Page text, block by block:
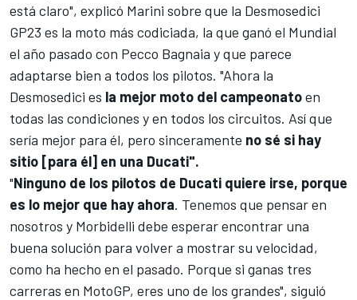
está claro", explicó Marini sobre que la Desmosedici
GP23 es la moto más codiciada, la que ganó el Mundial
el año pasado con Pecco Bagnaia y que parece
adaptarse bien a todos los pilotos. "Ahora la
Desmosedici es la mejor moto del campeonatoen
todas las condiciones y en todos los circuitos. Así que
sería mejor para él, pero sinceramente no sé si hay
sitio [para él] en una Ducati".
"Ninguno de los pilotos de Ducati quiere irse, porque
es lo mejor que hay ahora. Tenemos que pensar en
nosotros y Morbidelli debe esperar encontrar una
buena solución para volver a mostrar su velocidad,
como ha hecho en el pasado. Porque si ganas tres
carreras en MotoGP, eres uno de los grandes", siguió